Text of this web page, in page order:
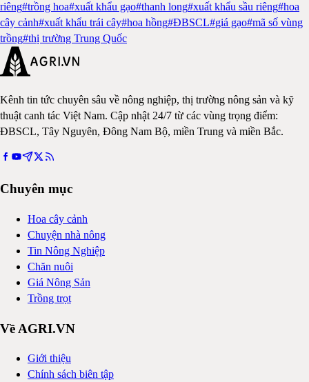
riêng#trồng hoa#xuất khẩu gạo#thanh long#xuất khẩu sầu riêng#hoa
cây cảnh#xuất khẩu trái cây#hoa hồng#ĐBSCL#giá gạo#mã số vùng
trồng#thị trường Trung Quốc
Kênh tin tức chuyên sâu về nông nghiệp, thị trường nông sản và kỹ
thuật canh tác Việt Nam. Cập nhật 24/7 từ các vùng trọng điểm:
ĐBSCL, Tây Nguyên, Đông Nam Bộ, miền Trung và miền Bắc.
Chuyên mục
Hoa cây cảnh
Chuyện nhà nông
Tin Nông Nghiệp
Chăn nuôi
Giá Nông Sản
Trồng trọt
Về AGRI.VN
Giới thiệu
Chính sách biên tập